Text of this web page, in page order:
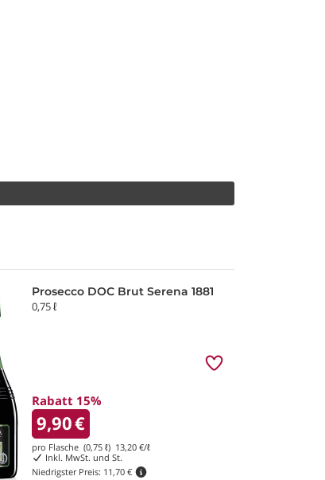
Prosecco DOC Brut Serena 1881
0,75 ℓ
Rabatt 15%
9,90€
pro Flasche (0,75 ℓ) 13,20 €/ℓ
Inkl. MwSt. und St.
Niedrigster Preis: 11,70 €